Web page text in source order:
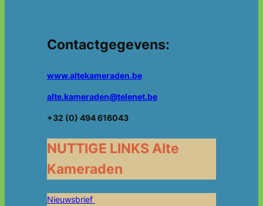
Contactgegevens:
www.altekameraden.be
alte.kameraden@telenet.be
+32 (0) 494 616043
NUTTIGE LINKS Alte
Kameraden
Nieuwsbrief